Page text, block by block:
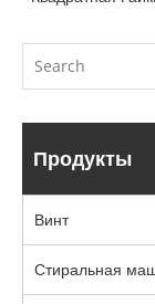
Продукты
Винт
Стиральная